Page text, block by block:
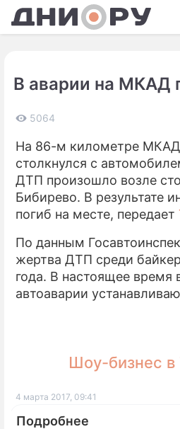
В аварии на МКАД
5064
На 86-м километре МКАД
столкнулся с
ДТП произошло возле
Бибирево. В результате
погиб на месте, передает
По данным
жертва ДТП среди
года. В настоящее время
автоаварии
Шоу-бизнес в
4 марта 2017, 09:41
Подробнее